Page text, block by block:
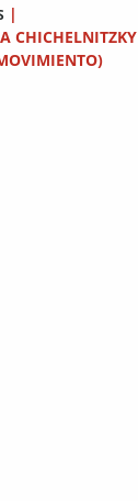
|
CHICHELNITZKY